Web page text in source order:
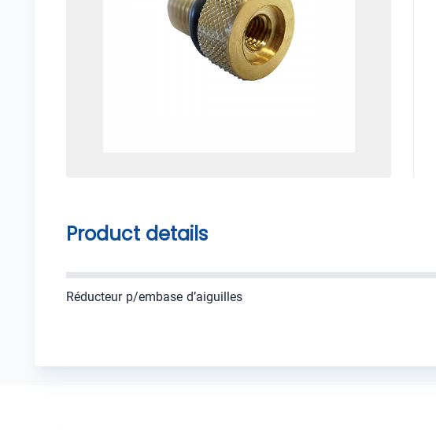
Product details
Réducteur p/embase d’aiguilles